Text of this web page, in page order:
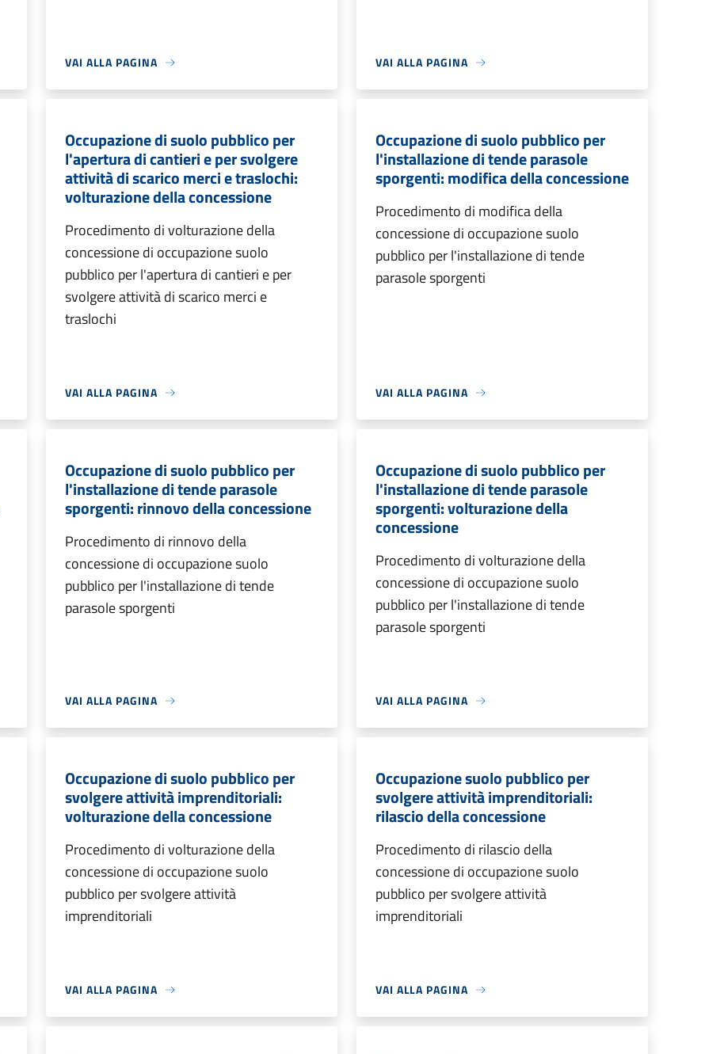
VAI ALLA PAGINA VAI ALLA PAGINA
Occupazione di suolo pubblico per
l'apertura di cantieri e per svolgere
attività di scarico merci e traslochi:
volturazione della concessione
Procedimento di volturazione della
concessione di occupazione suolo
pubblico per l'apertura di cantieri e per
svolgere attività di scarico merci e
traslochi
VAI ALLA PAGINA
Occupazione di suolo pubblico per
l'installazione di tende parasole
sporgenti: modifica della concessione
Procedimento di modifica della
concessione di occupazione suolo
pubblico per l'installazione di tende
parasole sporgenti
VAI ALLA PAGINA
Occupazione di suolo pubblico per
l'installazione di tende parasole
sporgenti: rinnovo della concessione
Procedimento di rinnovo della
concessione di occupazione suolo
pubblico per l'installazione di tende
parasole sporgenti
VAI ALLA PAGINA
Occupazione di suolo pubblico per
l'installazione di tende parasole
sporgenti: volturazione della
concessione
Procedimento di volturazione della
concessione di occupazione suolo
pubblico per l'installazione di tende
parasole sporgenti
VAI ALLA PAGINA
Occupazione di suolo pubblico per
svolgere attività imprenditoriali:
volturazione della concessione
Procedimento di volturazione della
concessione di occupazione suolo
pubblico per svolgere attività
imprenditoriali
VAI ALLA PAGINA
Occupazione suolo pubblico per
svolgere attività imprenditoriali:
rilascio della concessione
Procedimento di rilascio della
concessione di occupazione suolo
pubblico per svolgere attività
imprenditoriali
VAI ALLA PAGINA